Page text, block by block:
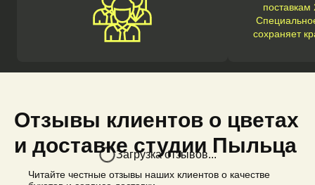
сохраняет
Отзывы клиентов о цветах
и доставке студии Пыльца
Читайте честные отзывы наших клиентов о качестве
Загрузка отзывов...